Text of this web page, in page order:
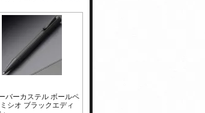
バーカステル ボールペ
シオ ブラックエディ